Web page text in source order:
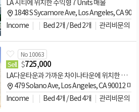
LA 시티에 위치한 수익형 7 Units 매물
1848 S Sycamore Ave, Los Angeles, CA
Income
Bed 2개 / Bed 2개 관리비문의
No 10063
Sell $725,000
LA다운타운과 가까운 차이나타운에 위치한 수익형 매물
479 Solano Ave, Los Angeles, CA 90012 미국
Income
Bed 4개 / Bed 4개 관리비문의